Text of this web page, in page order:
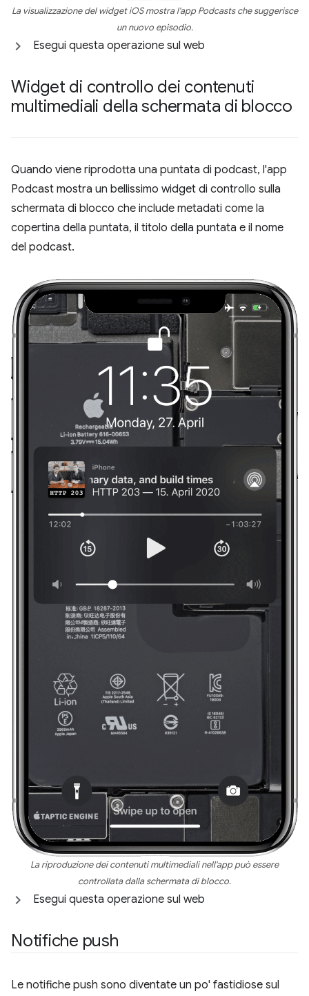
La visualizzazione del widget iOS mostra l'app Podcasts che suggerisce
un nuovo episodio.
Esegui questa operazione sul web
Widget di controllo dei contenuti
multimediali della schermata di blocco
Quando viene riprodotta una puntata di podcast, l'app
Podcast mostra un bellissimo widget di controllo sulla
schermata di blocco che include metadati come la
copertina della puntata, il titolo della puntata e il nome
del podcast.
La riproduzione dei contenuti multimediali nell'app può essere
controllata dalla schermata di blocco.
Esegui questa operazione sul web
Notifiche push
Le notifiche push sono diventate un po' fastidiose sul